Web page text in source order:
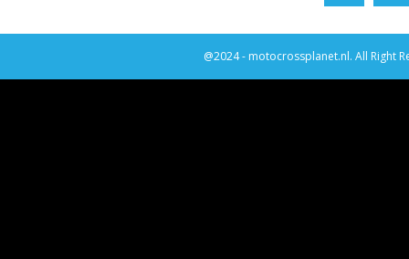
@2024 - motocrossplanet.nl. All Right